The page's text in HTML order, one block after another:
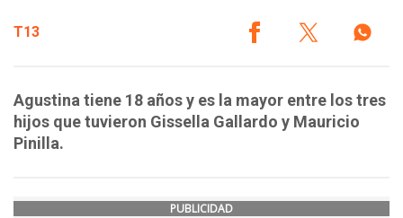
T13
Agustina tiene 18 años y es la mayor entre los tres
hijos que tuvieron Gissella Gallardo y Mauricio
Pinilla.
PUBLICIDAD